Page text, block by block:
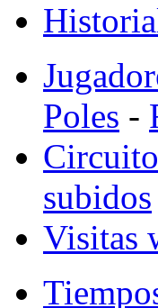
Poles -
subidos
Visitas